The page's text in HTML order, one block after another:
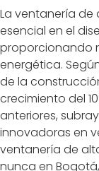
La ventanería de
esencial en el
proporcionando
energética.
de la
crecimiento del
anteriores,
innovadoras en
ventanería de
nunca en